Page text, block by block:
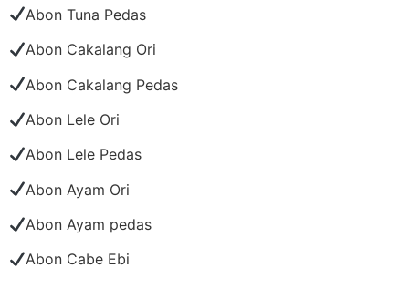
Abon Tuna Pedas
Abon Cakalang Ori
Abon Cakalang Pedas
Abon Lele Ori
Abon Lele Pedas
Abon Ayam Ori
Abon Ayam pedas
Abon Cabe Ebi